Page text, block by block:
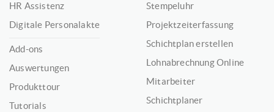
HR Assistenz
Digitale Personalakte
Add-ons
Auswertungen
Produkttour
Tutorials
Stempeluhr
Projektzeiterfassung
Schichtplan erstellen
Lohnabrechnung Online
Mitarbeiter
Schichtplaner